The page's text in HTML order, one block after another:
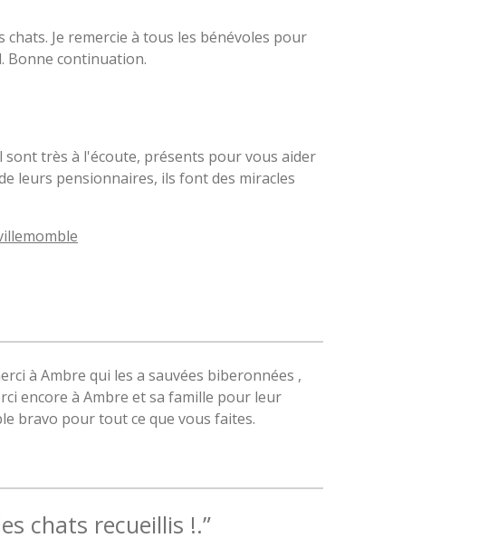
Je remercie à tous les bénévoles pour
Bonne continuation.
sont très à l'écoute, présents pour vous aider
leurs pensionnaires, ils font des miracles
à Ambre qui les a sauvées biberonnées ,
encore à Ambre et sa famille pour leur
bravo pour tout ce que vous faites.
chats recueillis !.”